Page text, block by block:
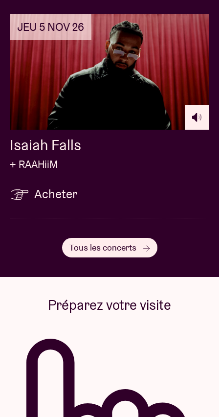
JEU 5 NOV 26
Isaiah Falls
+ RAAHiiM
Acheter
Tous les concerts
Préparez votre visite